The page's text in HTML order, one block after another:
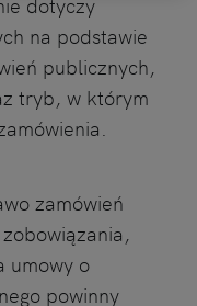
na podstawie
publicznych,
tryb, w którym
zamówień
umowy o
powinny